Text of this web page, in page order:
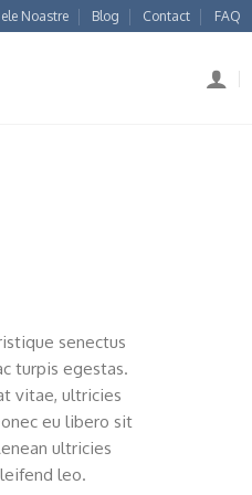
Noastre Blog Contact FAQ
senectus
turpis egestas.
vitae, ultricies
eu libero sit
ultricies
leo.